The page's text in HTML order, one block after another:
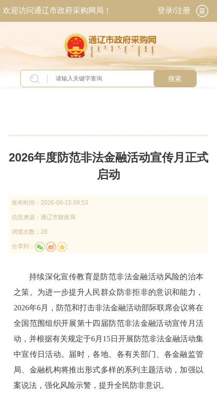
欢迎访问通辽市政府采购网局！ 登录/注册
搜索
2026年度防范非法金融活动宣传月正式
启动
发布时间： 2026-06-15 09:53
信息来源： 通辽市财政局
浏览次数：28
分享到：
持续深化宣传教育是防范非法金融活动风险的治本
之策。为进一步提升人民群众防非拒非的意识和能力，
2026年6月，防范和打击非法金融活动部际联席会议将在
全国范围组织开展第十四届防范非法金融活动宣传月活
动，并根据有关规定于6月15日开展防范非法金融活动集
中宣传日活动。届时，各地、各有关部门、各金融监管
局、金融机构将推出形式多样的系列主题活动，加强以
案说法，强化风险示警，提升全民防非意识。